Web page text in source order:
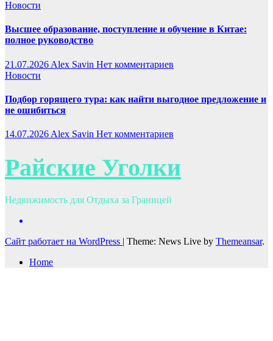
Новости
Высшее образование, поступление и обучение в Китае:
полное руководство
21.07.2026 Alex Savin Нет комментариев
Новости
Подбор горящего тура: как найти выгодное предложение и
не ошибиться
14.07.2026 Alex Savin Нет комментариев
Райские Уголки
Недвижимость для Отдыха за Границей
Сайт работает на WordPress | Theme: News Live by Themeansar.
Home